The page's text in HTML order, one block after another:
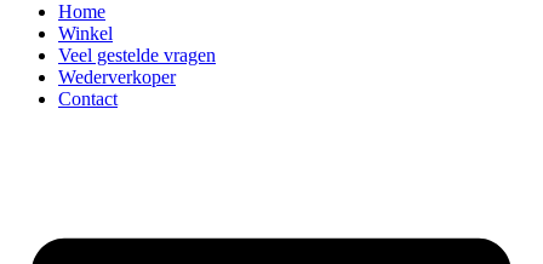
Home
Winkel
Veel gestelde vragen
Wederverkoper
Contact